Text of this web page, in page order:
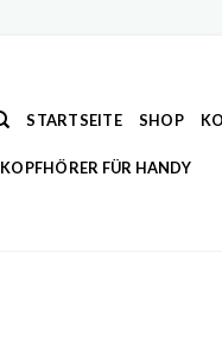
STARTSEITE SHOP
KOPFHÖRER FÜR HANDY